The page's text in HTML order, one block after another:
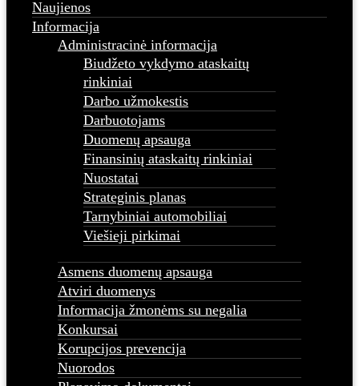
Naujienos
Informacija
Administracinė informacija
Biudžeto vykdymo ataskaitų
rinkiniai
Darbo užmokestis
Darbuotojams
Duomenų apsauga
Finansinių ataskaitų rinkiniai
Nuostatai
Strateginis planas
Tarnybiniai automobiliai
Viešieji pirkimai
Asmens duomenų apsauga
Atviri duomenys
Informacija žmonėms su negalia
Konkursai
Korupcijos prevencija
Nuorodos